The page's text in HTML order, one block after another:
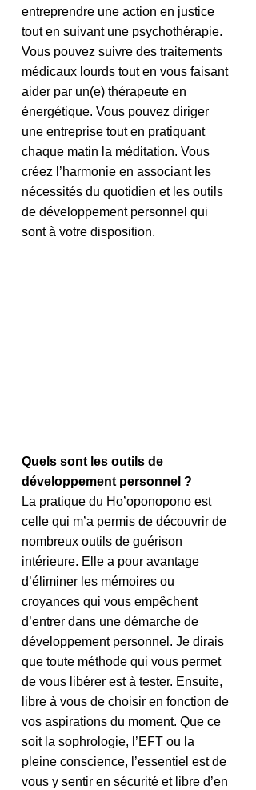
entreprendre une action en justice
tout en suivant une psychothérapie.
Vous pouvez suivre des traitements
médicaux lourds tout en vous faisant
aider par un(e) thérapeute en
énergétique. Vous pouvez diriger
une entreprise tout en pratiquant
chaque matin la méditation. Vous
créez l’harmonie en associant les
nécessités du quotidien et les outils
de développement personnel qui
sont à votre disposition.
Quels sont les outils de
développement personnel ?
La pratique du Ho’oponopono est
celle qui m’a permis de découvrir de
nombreux outils de guérison
intérieure. Elle a pour avantage
d’éliminer les mémoires ou
croyances qui vous empêchent
d’entrer dans une démarche de
développement personnel. Je dirais
que toute méthode qui vous permet
de vous libérer est à tester. Ensuite,
libre à vous de choisir en fonction de
vos aspirations du moment. Que ce
soit la sophrologie, l’EFT ou la
pleine conscience, l’essentiel est de
vous y sentir en sécurité et libre d’en